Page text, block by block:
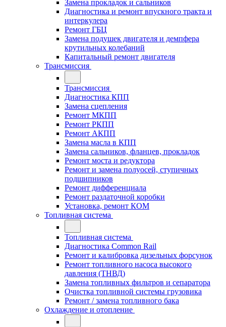
Замена прокладок и сальников
Диагностика и ремонт впускного тракта и
интеркулера
Ремонт ГБЦ
Замена подушек двигателя и демпфера
крутильных колебаний
Капитальный ремонт двигателя
Трансмиссия
Трансмиссия
Диагностика КПП
Замена сцепления
Ремонт МКПП
Ремонт РКПП
Ремонт АКПП
Замена масла в КПП
Замена сальников, фланцев, прокладок
Ремонт моста и редуктора
Ремонт и замена полуосей, ступичных
подшипников
Ремонт дифференциала
Ремонт раздаточной коробки
Установка, ремонт КОМ
Топливная система
Топливная система
Диагностика Common Rail
Ремонт и калибровка дизельных форсунок
Ремонт топливного насоса высокого
давления (ТНВД)
Замена топливных фильтров и сепаратора
Очистка топливной системы грузовика
Ремонт / замена топливного бака
Охлаждение и отопление